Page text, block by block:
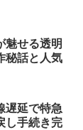
魅せる透明
秘話と人気
遅延で特急
し手続き完